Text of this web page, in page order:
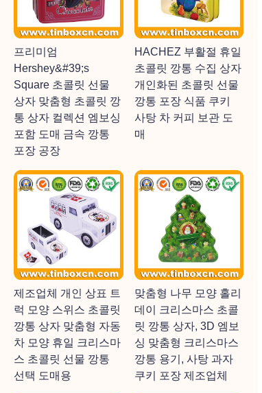
프리미엄
Hershey&#39;s
Square 초콜릿 선물
상자 맞춤형 초콜릿 깡
통 상자 컬렉션 엠보싱
포함 도매 금속 깡통
포장 공장
HACHEZ 부활절 휴일
초콜릿 깡통 수집 상자
개인화된 초콜릿 선물
깡통 포장 식품 쿠키
사탕 차 커피 보관 도
매
제조업체 개인 상표 트
럭 모양 스위스 초콜릿
깡통 상자 맞춤형 자동
차 모양 휴일 크리스마
스 초콜릿 선물 깡통
선택 도매용
맞춤형 나무 모양 홀리
데이 크리스마스 초콜
릿 깡통 상자, 3D 엠보
싱 맞춤형 크리스마스
깡통 용기, 사탕 과자
쿠키 포장 제조업체